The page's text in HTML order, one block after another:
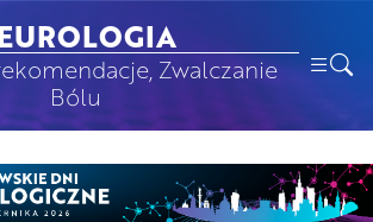
Zwalczanie
Bólu